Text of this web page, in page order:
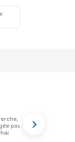
pour